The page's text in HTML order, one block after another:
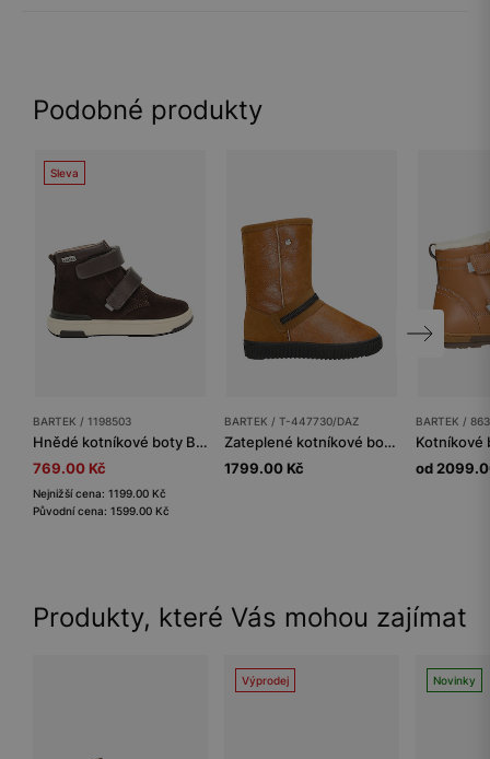
Podobné produkty
Sleva
BARTEK / 1198503
Hnědé kotníkové boty BARTEK 1198503 z kombinace semišové a hladké kůže
769.00 Kč
Nejnižší cena: 1199.00 Kč
Původní cena: 1599.00 Kč
BARTEK / T-447730/DAZ
Zateplené kotníkové boty BARTEK T-447730/DAZ, pro dívky, hnědé
1799.00 Kč
BARTEK /
od
Produkty, které Vás mohou zajímat
Výprodej Novinky